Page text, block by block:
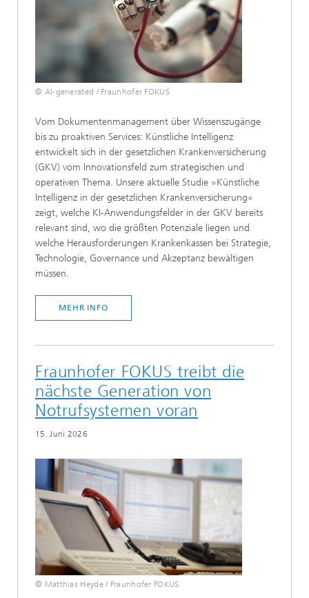
© AI-generated / Fraunhofer FOKUS
Vom Dokumentenmanagement über Wissenszugänge
bis zu proaktiven Services: Künstliche Intelligenz
entwickelt sich in der gesetzlichen Krankenversicherung
(GKV) vom Innovationsfeld zum strategischen und
operativen Thema. Unsere aktuelle Studie »Künstliche
Intelligenz in der gesetzlichen Krankenversicherung«
zeigt, welche KI-Anwendungsfelder in der GKV bereits
relevant sind, wo die größten Potenziale liegen und
welche Herausforderungen Krankenkassen bei Strategie,
Technologie, Governance und Akzeptanz bewältigen
müssen.
MEHR INFO
Fraunhofer FOKUS treibt die
nächste Generation von
Notrufsystemen voran
15. Juni 2026
© Matthias Heyde / Fraunhofer FOKUS